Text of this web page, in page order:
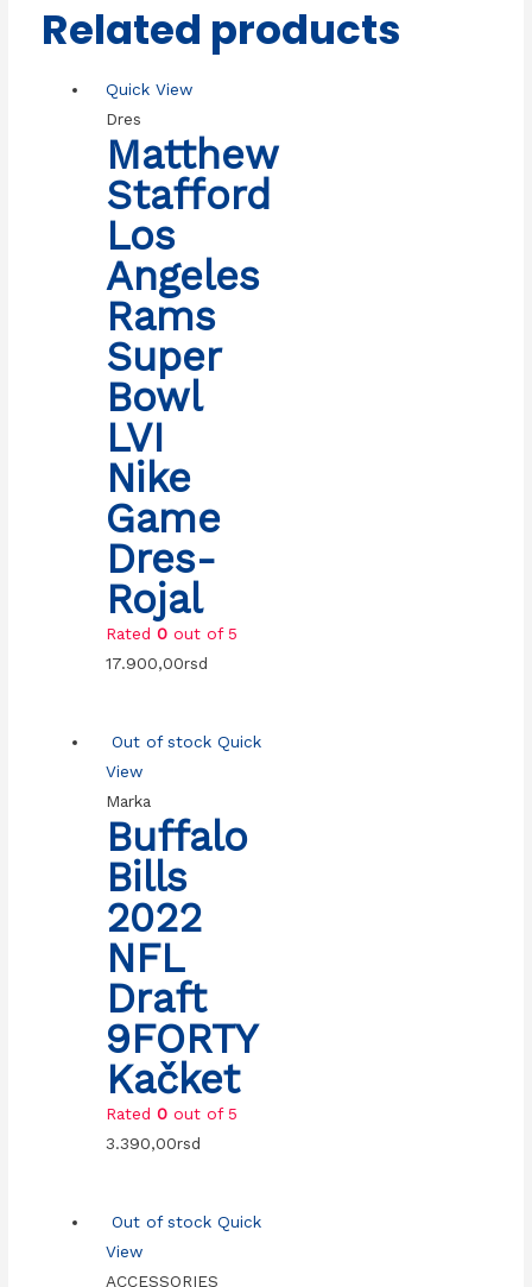
Related products
Quick View
Dres
Matthew
Stafford
Los
Angeles
Rams
Super
Bowl
LVI
Nike
Game
Dres-
Rojal
Rated0 out of 5
17.900,00rsd
Out of stock Quick
View
Marka
Buffalo
Bills
2022
NFL
Draft
9FORTY
Kačket
Rated0 out of 5
3.390,00rsd
Out of stock Quick
View
ACCESSORIES